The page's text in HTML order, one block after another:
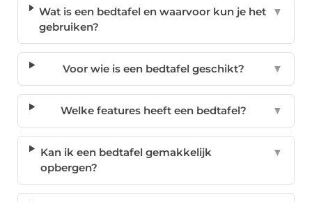
Wat is een bedtafel en waarvoor kun je het
gebruiken?
▼
Voor wie is een bedtafel geschikt? ▼
Welke features heeft een bedtafel? ▼
Kan ik een bedtafel gemakkelijk
opbergen?
▼